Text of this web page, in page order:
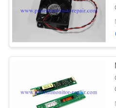
আমাদের
যোগাযোগ
উদ্ধৃতি
রোগীর মনিটর